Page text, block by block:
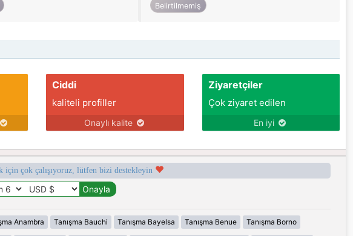
Belirtilmemiş
Ciddi
kaliteli profiller
Onaylı kalite
Ziyaretçiler
Çok ziyaret edilen
En iyi
için çok çalışıyoruz, lütfen bizi destekleyin
Anambra Tanışma Bauchi Tanışma Bayelsa Tanışma Benue Tanışma Borno